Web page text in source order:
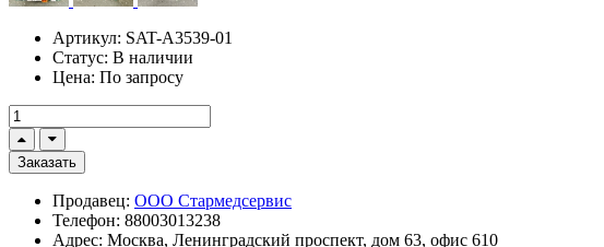
Артикул: SAT-A3539-01
Статус: В наличии
Цена: По запросу
Заказать
Продавец: ООО Стармедсервис
Телефон: 88003013238
Адрес: Москва, Ленинградский проспект, дом 63, офис 610